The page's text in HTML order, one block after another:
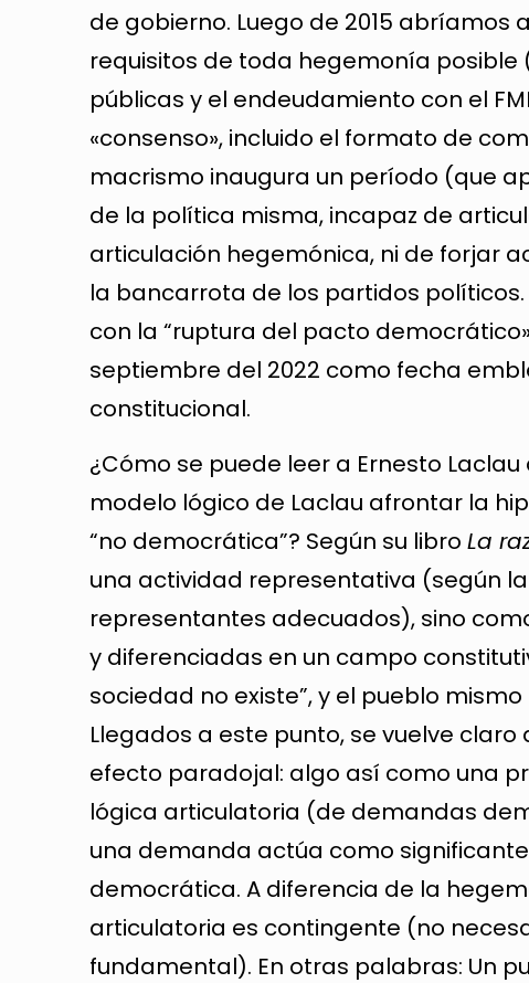
de gobierno. Luego de 2015
requisitos de toda hegemonía
públicas y el endeudamiento con el
«consenso», incluido el formato de
macrismo inaugura un período (que
de la política misma, incapaz de
articulación hegemónica, ni de forjar
la bancarrota de los partidos
con la “ruptura del pacto
septiembre del 2022 como fecha
constitucional.
¿Cómo se puede leer a Ernesto
modelo lógico de Laclau afrontar la
“no democrática”? Según su libroLa
una actividad representativa (según
representantes adecuados), sino
y diferenciadas en un campo
sociedad no existe”, y el pueblo
Llegados a este punto, se vuelve
efecto paradojal: algo así como una
lógica articulatoria (de demandas
una demanda actúa como
democrática. A diferencia de la
articulatoria es contingente (no
fundamental). En otras palabras: Un